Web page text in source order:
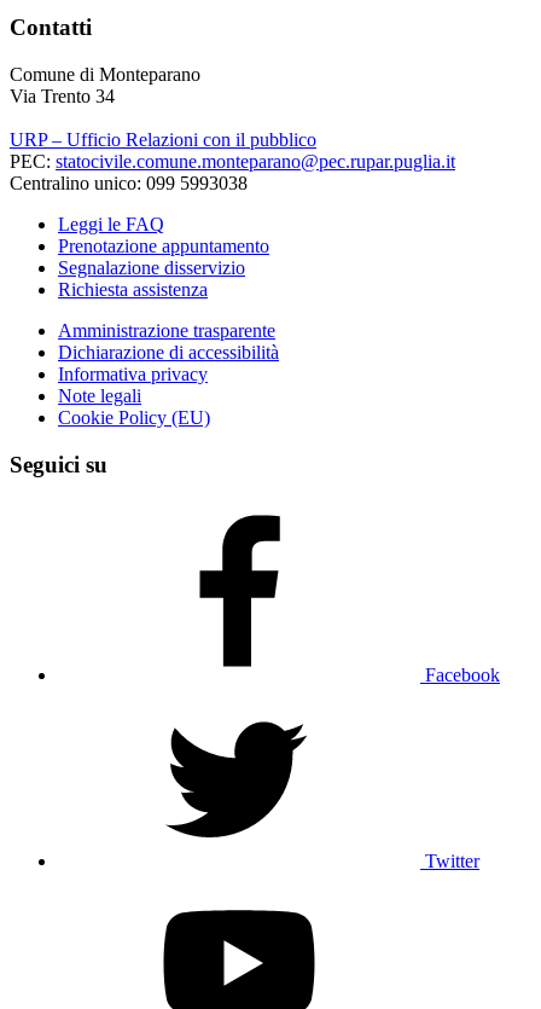
Contatti
Comune di Monteparano
Via Trento 34
URP – Ufficio Relazioni con il pubblico
PEC: statocivile.comune.monteparano@pec.rupar.puglia.it
Centralino unico: 099 5993038
Leggi le FAQ
Prenotazione appuntamento
Segnalazione disservizio
Richiesta assistenza
Amministrazione trasparente
Dichiarazione di accessibilità
Informativa privacy
Note legali
Cookie Policy (EU)
Seguici su
Facebook
Twitter